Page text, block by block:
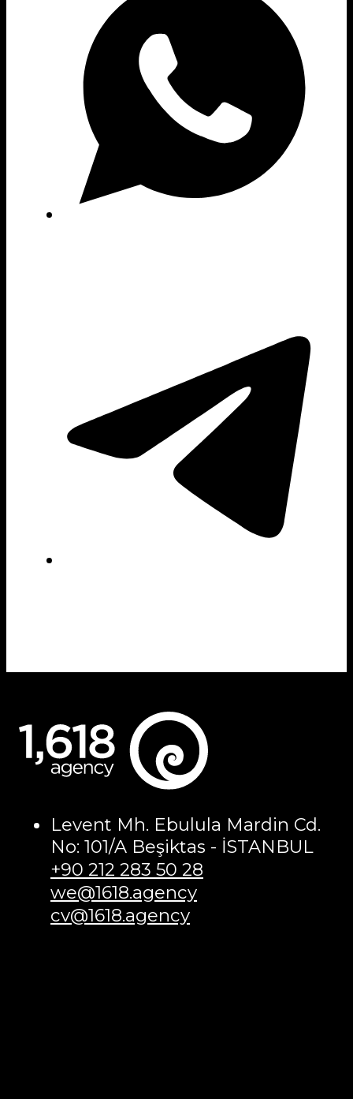
Levent Mh. Ebulula Mardin Cd.
No: 101/A Beşiktas - İSTANBUL
+90 212 283 50 28
we@1618.agency
cv@1618.agency